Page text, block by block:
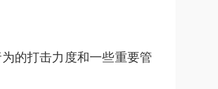
的打击力度和一些重要管